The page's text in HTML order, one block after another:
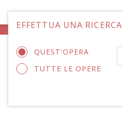
EFFETTUA UNA RICERCA
QUEST'OPERA
TUTTE LE OPERE